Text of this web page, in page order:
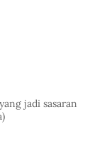
jadi sasaran
)